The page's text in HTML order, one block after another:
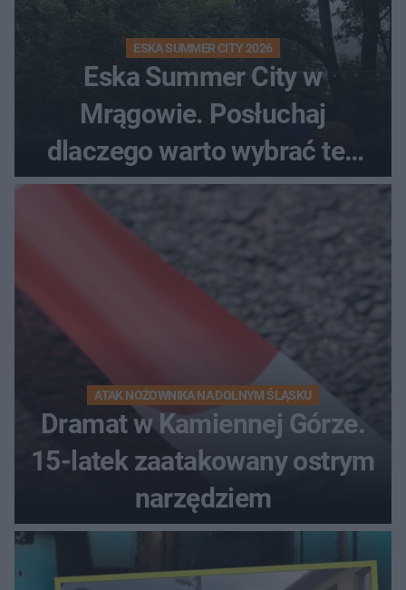
ESKA SUMMER CITY 2026
Eska Summer City w
Mrągowie. Posłuchaj
dlaczego warto wybrać ten
kierunek na urlop!
ATAK NOŻOWNIKA NA DOLNYM ŚLĄSKU
Dramat w Kamiennej Górze.
15-latek zaatakowany ostrym
narzędziem